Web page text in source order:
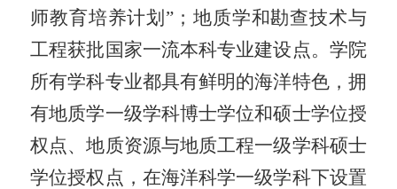
师教育培养计划”；地质学和勘查技术与
工程获批国家一流本科专业建设点。学院
所有学科专业都具有鲜明的海洋特色，拥
有地质学一级学科博士学位和硕士学位授
权点、地质资源与地质工程一级学科硕士
学位授权点，在海洋科学一级学科下设置